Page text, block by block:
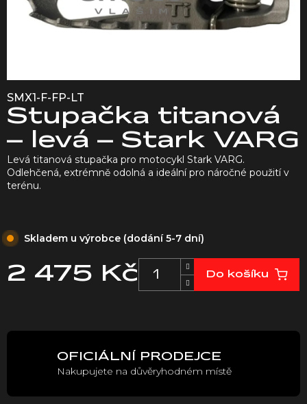
SMX1-F-FP-LT
Stupačka titanová
– levá – Stark VARG
2 475 Kč
cena:
Skladem u výrobce (dodání 5-7 dní)
Do košíku
Levá titanová stupačka pro motocykl Stark VARG.
Odlehčená, extrémně odolná a ideální pro náročné použití v
terénu.
OFICIÁLNÍ PRODEJCE
Nakupujete na důvěryhodném místě